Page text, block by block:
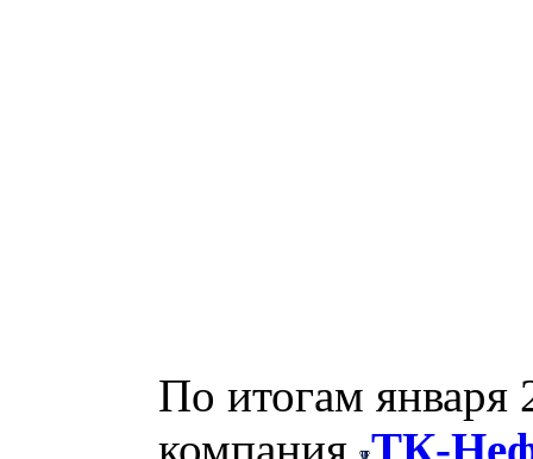
По итогам января